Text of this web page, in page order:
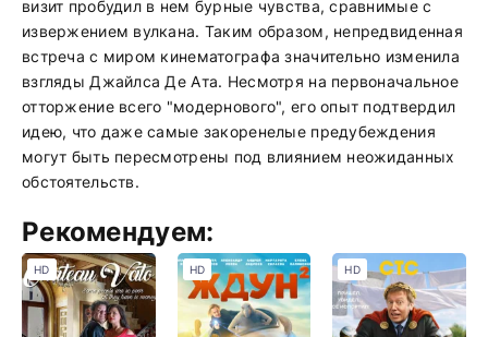
визит пробудил в нем бурные чувства, сравнимые с
извержением вулкана. Таким образом, непредвиденная
встреча с миром кинематографа значительно изменила
взгляды Джайлса Де Ата. Несмотря на первоначальное
отторжение всего "модернового", его опыт подтвердил
идею, что даже самые закоренелые предубеждения
могут быть пересмотрены под влиянием неожиданных
обстоятельств.
Рекомендуем:
HD HD HD